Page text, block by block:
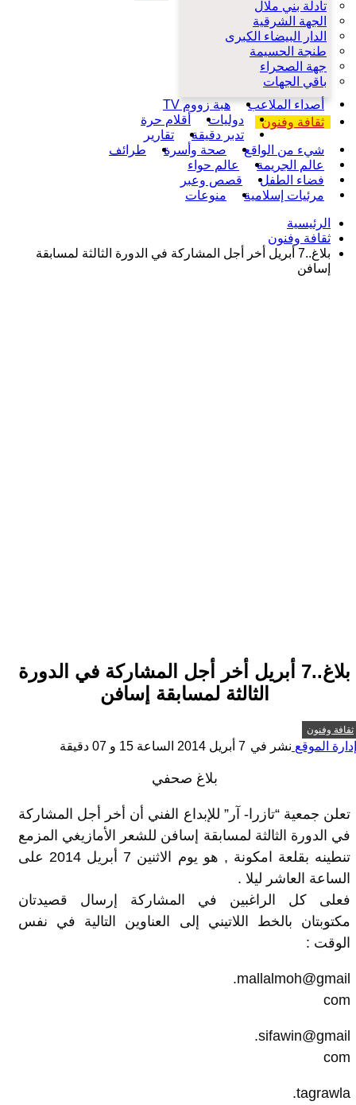
تادلة بني ملال
الجهة الشرقية
الدار البيضاء الكبرى
طنجة الحسيمة
جهة الصحراء
باقي الجهات
أصداء الملاعب
هبة زووم TV
ثقافة وفنون
دوليات
أقلام حرة
تدبر دقيقة
تقارير
شيء من الواقع
صحة وأسرة
طرائف
عالم الجريمة
عالم حواء
فضاء الطفل
قصص وعبر
مرئيات إسلامية
منوعات
الرئيسية
ثقافة وفنون
بلاغ..7 أبريل أخر أجل المشاركة في الدورة الثالثة لمسابقة
إسافن
بلاغ..7 أبريل أخر أجل المشاركة في الدورة
الثالثة لمسابقة إسافن
ثقافة وفنون
إدارة الموقع نشر في 7 أبريل 2014 الساعة 15 و 07 دقيقة
بلاغ صحفي
تعلن جمعية “تازرا- آر” للإبداع الفني أن أخر أجل المشاركة
في الدورة الثالثة لمسابقة إسافن للشعر الأمازيغي المزمع
تنطينه بقلعة امكونة , هو يوم الاثنين 7 أبريل 2014 على
الساعة العاشر ليلا .
فعلى كل الراغبين في المشاركة إرسال قصيدتان
مكتوبتان بالخط اللاتيني إلى العناوين التالية في نفس
الوقت :
mallalmoh@gmail.
com
sifawin@gmail.
com
tagrawla.